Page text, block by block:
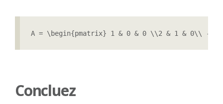
A = \begin{pmatrix} 1 & 0 & 0 \\2 & 1 & 0\\ -1
Concluez